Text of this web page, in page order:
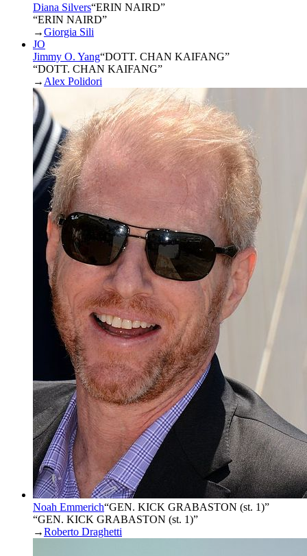
Diana Silvers“ERIN NAIRD”
“ERIN NAIRD”
→Giorgia Sili
JO
Jimmy O. Yang“DOTT. CHAN KAIFANG”
“DOTT. CHAN KAIFANG”
→ Alex Polidori
Noah Emmerich“GEN. KICK GRABASTON (st. 1)”
“GEN. KICK GRABASTON (st. 1)”
→Roberto Draghetti